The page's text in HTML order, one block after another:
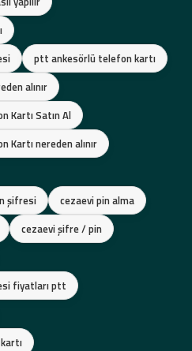
ptt ankesörlü telefon kartı
alınır
Kartı Satın Al
Kartı nereden alınır
şifresi
cezaevi pin alma
cezaevi şifre / pin
fiyatları ptt